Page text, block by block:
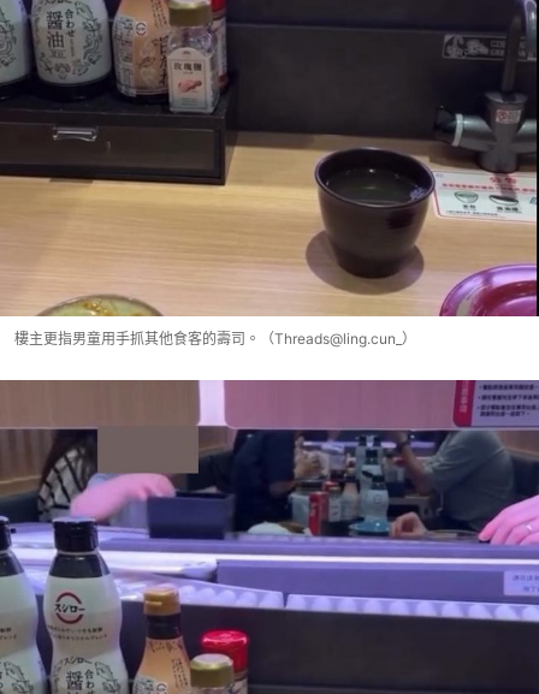
樓主更指男童用手抓其他食客的壽司。（Threads@ling.cun_）